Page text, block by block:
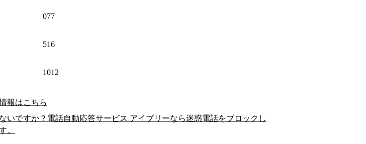
077
516
1012
報はこちら
いですか？電話自動応答サービス アイブリーなら迷惑電話をブロックし
。